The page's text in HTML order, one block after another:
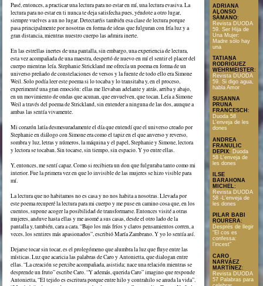
Pasé, entonces, a practicar una lectura para no estar en mí, una lectura evasiva. La
lectura para no estar en ti nunca te deja satisfecha pues, yéndote a otro lugar,
siempre vuelves a un no lugar. Detectaréis también esa clase de lectura porque
pasa principalmente por nosotras en forma de ideas que fulguran con fría luz y a
gran distancia, mientras nuestro cuerpo las admira inerte.
En las estrellas inertes de una pantalla, sin embargo, una experiencia de lectura,
esta vez acompañada de una maestra, despertó de nuevo en mí el sentir el placer del
cuerpo mientras leía. Stephanie Strickland me ofrecía un poema en forma de un
universo preñado de constelaciones de versos y la fuente de todo ello era Simone
Weil. Solo podía leer este poema si lo tocaba y lo transitaba y, en el proceso,
experimenté una gran emoción: ellas me llevaban adelante y atrás, arriba y abajo,
en un movimiento de ondas que acunan, que envuelven, que tocan. Leía a Simone
Weil a través del poema de Strickland, sin entender a ninguna de las dos, aunque a
ambas las sentía vivamente.
Mi corazón latía desmesuradamente el día que entendí que el universo creado por
Stephanie en diálogo con Simone era como el tapiz en el que anverso y reverso,
sombra y luz, letras y números, la máquina y el papel, Stephanie y Simone, lectora
y lectora se tocaban. Sin tocarse, sin tiempo, sin espacio. Y yo entre ellas.
Y, entonces, me sentí capaz. Como si recibiera un don que fulguraba tanto como mi
interior. Fue la primera vez en que lo invisible de las mujeres se hizo visible para
mí.
La lectura que no habitamos no es casa y no nos habita a nosotras. Llevada por
este poema recuperé la lectura para mi cuerpo y me puse en camino cosa que, en los
cuentos, supone acoger la posibilidad de transformarse. Entonces visité a otras
mujeres, anduve hasta ellas y me asomé a sus casas, desde el otro lado de la
pantalla y, también, cara a cara. “Bajo los más fríos y claros pensamientos corren, a
veces, los sentires más apasionados”, escribió María Zambrano. Y yo lo sentía así.
Dejarse tocar sin tocar, es el prolegómeno que alumbra la luz que fluye entre las
místicas. Luz que acaricia las palabras de Caro y Antonietta, que dialogan entre
ellas. “La creación se percibe acompañada, asistida; nace una relación mientras se
desprende un fruto” escribe Caro. “Y además, querida Caro” imagino que responde
Antonietta, “El tejido es escritura porque entre hilo y contrahilo se anuda la vida”.
ADRIANA
ALONSO
SÁMANO:
Revista DUODA
59. Ser Hija de
Una Mujer:
Madre sólo hay
una
TATIANA
RODRÍGUEZ
WEHRMEISTER:
Revista DUODA
59. Si digo agua,
habla Amor
SUSANNA
PRUNA
FRANCESCH :
Duoda 58
L'enveja de les
dones
ANDREA
FRANULIC
DEPIX: Duoda
58 L'enveja de
les dones
ILSE
BARAHONA
MICHEL:
Revista DUODA
58 -L'enveja de
les dones
PILAR BABI
ROURERA:
Després de llegir
“El cos es
confessa:
l’incest”
CARO
NARVÁEZ
MARTÍNEZ:
Revista DUODA
57 Palabras para